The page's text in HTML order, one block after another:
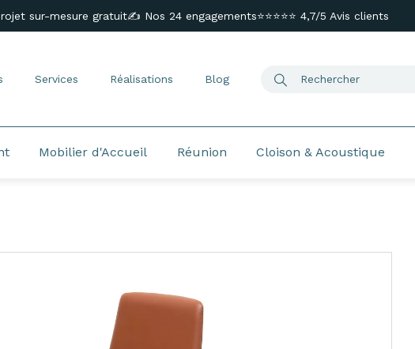
sur-mesure gratuit✍️ Nos 24 engagements⭐⭐⭐⭐⭐ 4,7/5 Avis clients
Services Réalisations Blog
Mobilier d'Accueil Réunion Cloison & Acoustique